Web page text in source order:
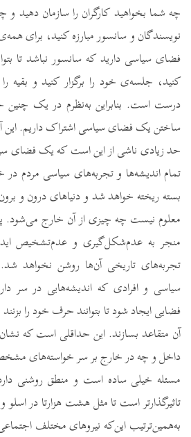
چه شما بخواهید کارگران را سازمان
نویسندگان و سانسور مبارزه کنید، برای همه‌ی
فضای سیاسی دارید که سانسور نباشد تا
کنید، جلسه‌ی خود را برگزار کنید و بقیه
درست است. بنابراین به‌نظرم در یک
ساختن یک فضای سیاسی اشتراک داریم. این
حد زیادی ناشی از این است که یک فضای
تمام اندیشه‌ها و تجربه‌های سیاسی مردم
بسته ریخته خواهد شد و دنیاهای درون و
معلوم نیست چه چیزی از آن خارج
منجر به عدم‌شکل‌گیری و عدم‌تشخیص
تجربه‌های تاریخی آن‌ها روشن نخواهد
سیاسی و افرادی که اندیشه‌هایی‌‌ در سر
فضایی ایجاد شود تا بتوانند حرف خود را
آن متقاعد بسازند. این حداقلی است که
داخل و چه در خارج بر سر خواسته‌های
مسئله خیلی ساده است و منطق روشنی
تاثیرگذارتر است تا مثل هشت هزارتا در
به‌‌همین‌ترتیب اینکه نیروهای مختلف